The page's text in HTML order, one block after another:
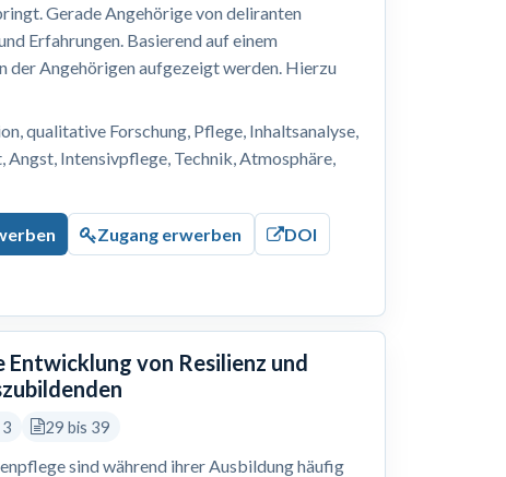
Gerade Angehörige von deliranten
Erfahrungen. Basierend auf einem
der Angehörigen aufgezeigt werden. Hierzu
qualitative Forschung, Pflege, Inhaltsanalyse,
Angst, Intensivpflege, Technik, Atmosphäre,
Zugang erwerben DOI
von Resilienz und
29 bis 39
sind während ihrer Ausbildung häufig